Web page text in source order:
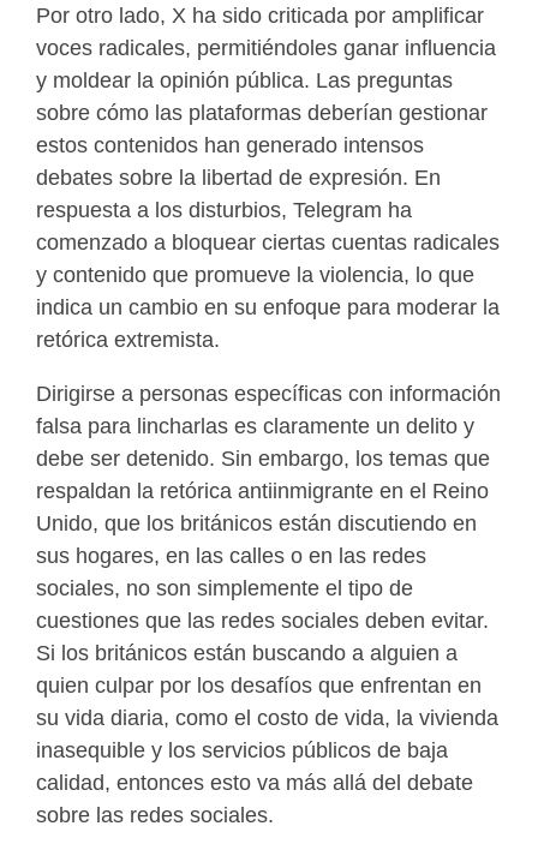
Por otro lado, X ha sido criticada por amplificar
voces radicales, permitiéndoles ganar influencia
y moldear la opinión pública. Las preguntas
sobre cómo las plataformas deberían gestionar
estos contenidos han generado intensos
debates sobre la libertad de expresión. En
respuesta a los disturbios, Telegram ha
comenzado a bloquear ciertas cuentas radicales
y contenido que promueve la violencia, lo que
indica un cambio en su enfoque para moderar la
retórica extremista.
Dirigirse a personas específicas con información
falsa para lincharlas es claramente un delito y
debe ser detenido. Sin embargo, los temas que
respaldan la retórica antiinmigrante en el Reino
Unido, que los británicos están discutiendo en
sus hogares, en las calles o en las redes
sociales, no son simplemente el tipo de
cuestiones que las redes sociales deben evitar.
Si los británicos están buscando a alguien a
quien culpar por los desafíos que enfrentan en
su vida diaria, como el costo de vida, la vivienda
inasequible y los servicios públicos de baja
calidad, entonces esto va más allá del debate
sobre las redes sociales.